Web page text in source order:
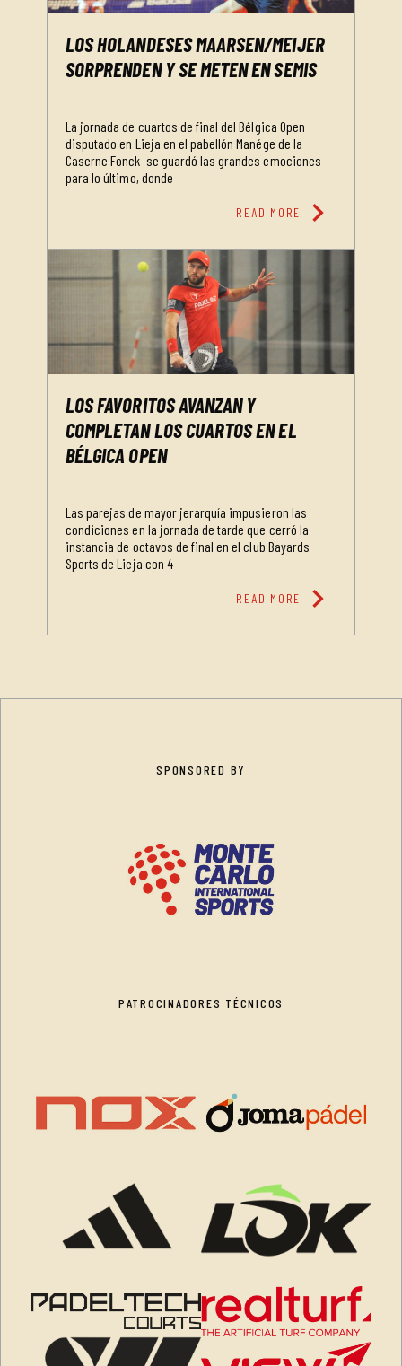
LOS HOLANDESES MAARSEN/MEIJER
SORPRENDEN Y SE METEN EN SEMIS
La jornada de cuartos de final del Bélgica Open
disputado en Lieja en el pabellón Manége de la
Caserne Fonck se guardó las grandes emociones
para lo último, donde
READ MORE chevron_right
LOS FAVORITOS AVANZAN Y
COMPLETAN LOS CUARTOS EN EL
BÉLGICA OPEN
Las parejas de mayor jerarquía impusieron las
condiciones en la jornada de tarde que cerró la
instancia de octavos de final en el club Bayards
Sports de Lieja con 4
READ MORE chevron_right
SPONSORED BY
PATROCINADORES TÉCNICOS